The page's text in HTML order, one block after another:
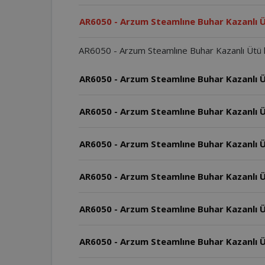
AR6050 - Arzum Steamlıne Buhar Kazanlı
AR6050 - Arzum Steamlıne Buhar
AR6050 - Arzum Steamlıne Buhar Kazanlı
AR6050 - Arzum Steamlıne Buhar